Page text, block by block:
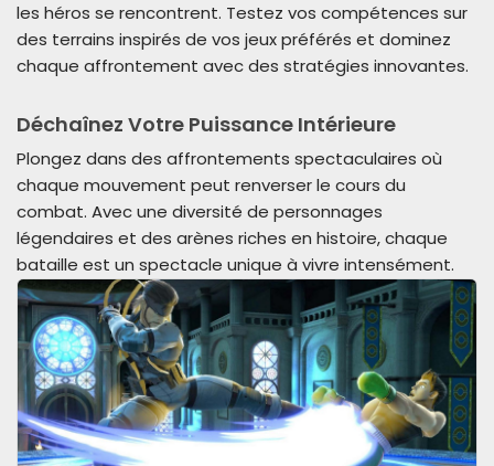
les héros se rencontrent. Testez vos compétences sur
des terrains inspirés de vos jeux préférés et dominez
chaque affrontement avec des stratégies innovantes.
Déchaînez Votre Puissance Intérieure
Plongez dans des affrontements spectaculaires où
chaque mouvement peut renverser le cours du
combat. Avec une diversité de personnages
légendaires et des arènes riches en histoire, chaque
bataille est un spectacle unique à vivre intensément.